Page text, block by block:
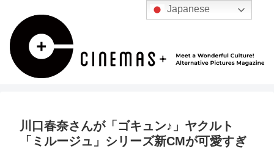
川口春奈さんが「ゴキュン♪」ヤクルト
「ミルージュ」シリーズ新CMが可愛すぎ
Japanese